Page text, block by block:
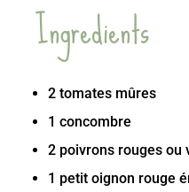
Ingredients
2 tomates mûres
1 concombre
2 poivrons rouges ou
1 petit oignon rouge